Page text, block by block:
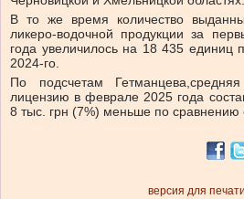
В то же время количество
ликеро-водочной продукции за
года увеличилосьна 18 435 единиц
2024-го.
По подсчетам Гетманцева,
лицензию в феврале 2025 года
8 тыс. грн (7%) меньше по сравнению
версия для